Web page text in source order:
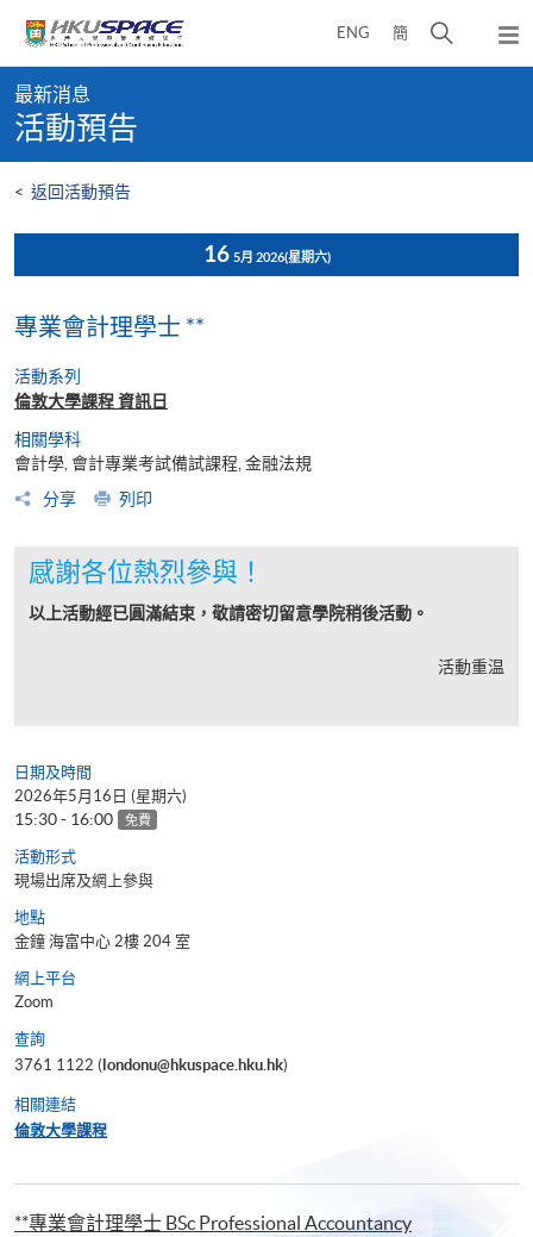
content
ENG 簡
開
彈
出
content
start
最新消息
活動預告
< 返回活動預告
16 5月 2026(星期六)
專業會計理學士 **
活動系列
倫敦大學課程 資訊日
相關學科
會計學, 會計專業考試備試課程, 金融法規
分享
列印
感謝各位熱烈參與！
以上活動經已圓滿結束，敬請密切留意學院稍後活動。
活動重温
日期及時間
2026年5月16日 (星期六)
15:30 - 16:00 免費
活動形式
現場出席及網上參與
地點
金鐘 海富中心 2樓 204 室
網上平台
Zoom
查詢
3761 1122 (londonu@hkuspace.hku.hk)
相關連結
倫敦大學課程
**專業會計理學士 BSc Professional Accountancy